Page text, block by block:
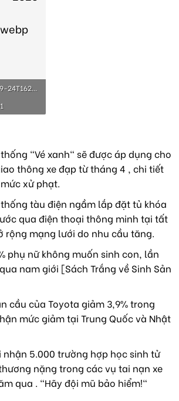
ダウンロード - 2020-09-24T162814.956.webp
"Vé xanh" sẽ được áp dụng cho
thông xe đạp từ tháng 4 , chi tiết
xử phạt.
thống tàu điện ngầm lắp đặt tủ khóa
qua điện thoại thông minh tại tất
rộng mạng lưới do nhu cầu tăng.
phụ nữ không muốn sinh con, lần
nam giới [Sách Trắng về Sinh Sản
cầu của Toyota giảm 3,9% trong
mức giảm tại Trung Quốc và Nhật
nhận 5.000 trường hợp học sinh tử
nặng trong các vụ tai nạn xe
qua . "Hãy đội mũ bảo hiểm!"